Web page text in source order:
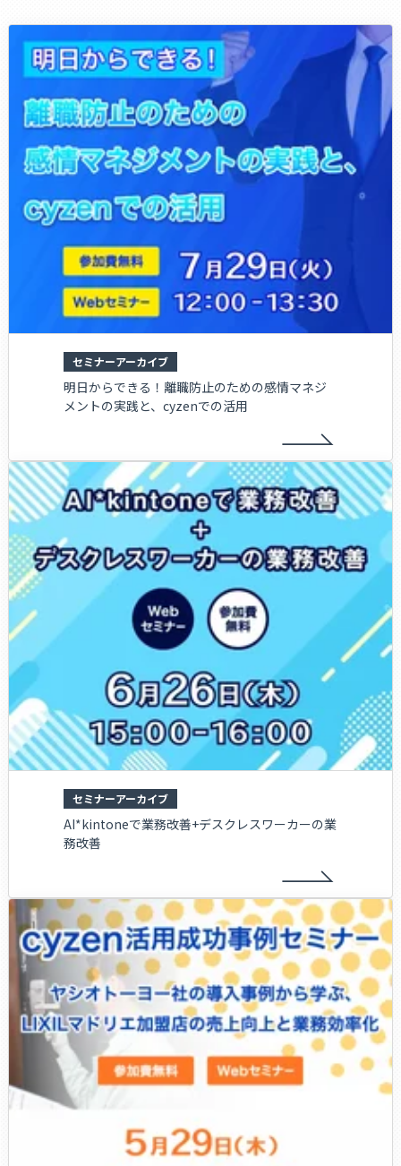
それのある場合
・当社の業務の適正な実施に著しい支障を及ぼすおそれがある場合
・法令に違反することとなる場合
開示や訂正等を請求される場合には、下記までご連絡ください。 折り返し
手続きのご案内をさせていただきます。
＜個人情報の取扱いに関する問合せ＞
〒105-0004
東京都港区新橋五丁目35番8号 水野ビル2階
レッドフォックス株式会社 「個人情報問合せ窓口」宛て
Tel:03-6452-8040(代表)
Mail:privacy@redfox.co.jp
セミナーアーカイブ
明日からできる！離職防止のための感情マネジ
メントの実践と、cyzenでの活用
セミナーアーカイブ
AI*kintoneで業務改善+デスクレスワーカーの業
務改善